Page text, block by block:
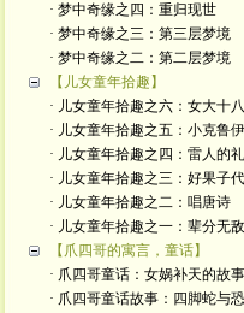
· 梦中奇缘之四：重归现世
· 梦中奇缘之三：第三层梦境
· 梦中奇缘之二：第二层梦境
【儿女童年拾趣】
· 儿女童年拾趣之六：女大十
· 儿女童年拾趣之五：小克鲁
· 儿女童年拾趣之四：雷人的
· 儿女童年拾趣之三：好果子
· 儿女童年拾趣之二：唱唐诗
· 儿女童年拾趣之一：辈分无敌
【爪四哥的寓言，童话】
· 爪四哥童话：女娲补天的故事
· 爪四哥童话故事：四脚蛇与